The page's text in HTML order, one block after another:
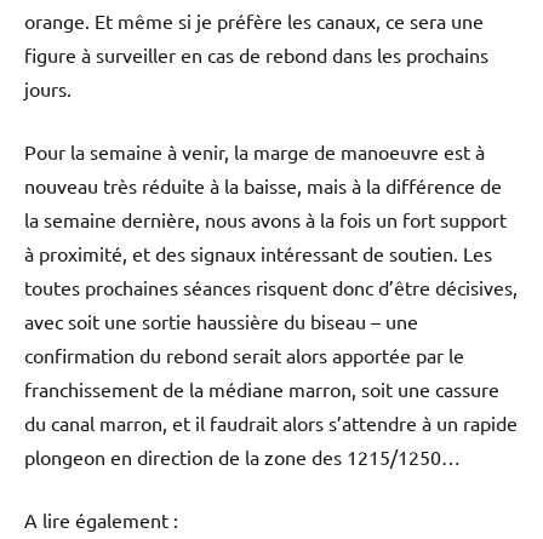
orange. Et même si je préfère les canaux, ce sera une
figure à surveiller en cas de rebond dans les prochains
jours.
Pour la semaine à venir, la marge de manoeuvre est à
nouveau très réduite à la baisse, mais à la différence de
la semaine dernière, nous avons à la fois un fort support
à proximité, et des signaux intéressant de soutien. Les
toutes prochaines séances risquent donc d’être décisives,
avec soit une sortie haussière du biseau – une
confirmation du rebond serait alors apportée par le
franchissement de la médiane marron, soit une cassure
du canal marron, et il faudrait alors s’attendre à un rapide
plongeon en direction de la zone des 1215/1250…
A lire également :